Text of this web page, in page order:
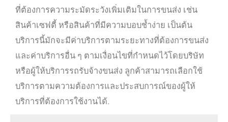
ที่ต้องการความระมัดระวังเพิ่มเติมในการขนส่ง เช่น
สินค้าเซฟตี้ หรือสินค้าที่มีความบอบช้ำง่าย เป็นต้น
บริการนี้มักจะมีค่าบริการตามระยะทางที่ต้องการขนส่ง
และค่าบริการอื่น ๆ ตามเงื่อนไขที่กำหนดไว้โดยบริษัท
หรือผู้ให้บริการรถรับจ้างขนส่ง ลูกค้าสามารถเลือกใช้
บริการตามความต้องการและประสบการณ์ของผู้ให้
บริการที่ต้องการใช้งานได้.